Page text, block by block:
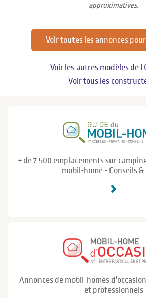
approximatives.
Voir toutes les annonces
Voir les autres modèles de
Voir tous les
+ de 7 500 emplacements sur
mobil-home - Conseils &
Annonces de mobil-homes
et professionnels